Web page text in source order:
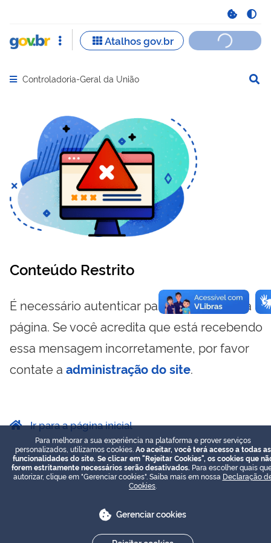
Abrir menu principal de navegação
Controladoria-Geral da União
Conteúdo Restrito
É necessário autenticar para visualizar essa
página. Se você acredita que está recebendo
essa mensagem incorretamente, por favor
contate a administração do site.
Ir para a página inicial
Para melhorar a sua experiência na plataforma e prover serviços
personalizados, utilizamos cookies. Ao aceitar, você terá acesso a todas as
funcionalidades do site. Se clicar em "Rejeitar Cookies", os cookies que
forem estritamente necessários serão desativados. Para escolher quais
autorizar, clique em "Gerenciar cookies". Saiba mais em nossa Declaração
Cookies
Gerenciar cookies